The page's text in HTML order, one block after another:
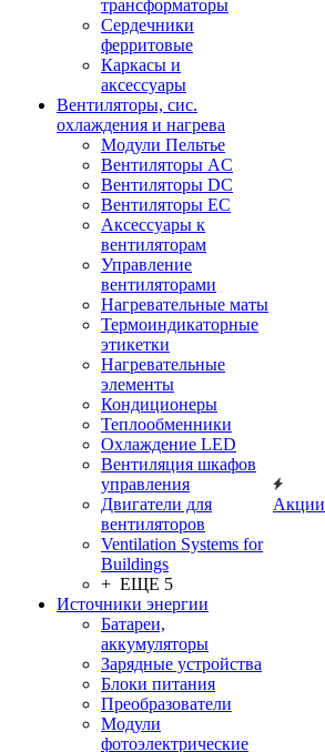
трансформаторы
Сердечники
ферритовые
Каркасы и
аксессуары
Вентиляторы, сис.
охлаждения и нагрева
Модули Пельтье
Вентиляторы AC
Вентиляторы DC
Вентиляторы EC
Аксессуары к
вентиляторам
Управление
вентиляторами
Нагревательные маты
Термоиндикаторные
этикетки
Нагревательные
элементы
Кондиционеры
Теплообменники
Охлаждение LED
Вентиляция шкафов
управления
Двигатели для
вентиляторов
Ventilation Systems for
Buildings
+ ЕЩЕ 5
Источники энергии
Батареи,
аккумуляторы
Зарядные устройства
Блоки питания
Преобразователи
Модули
фотоэлектрические
Акции